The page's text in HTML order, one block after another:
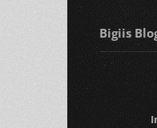
Bigiis